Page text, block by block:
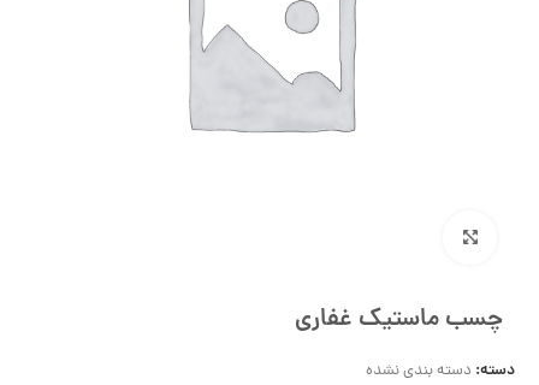
چسب ماستیک غفاری
دسته: دسته بندی نشده